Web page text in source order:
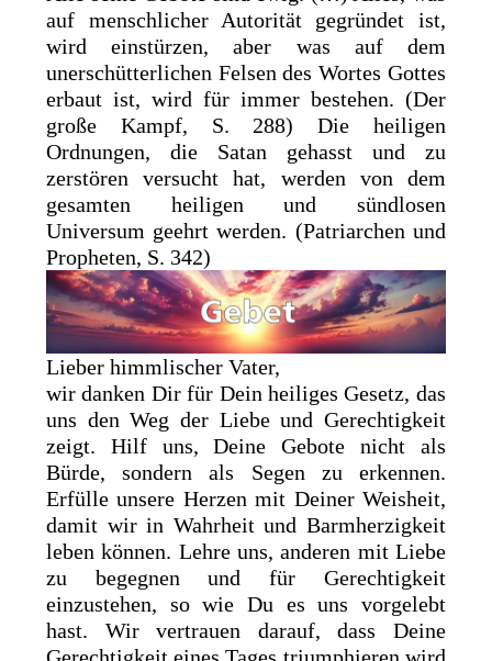
auf menschlicher Autorität gegründet ist,
wird einstürzen, aber was auf dem
unerschütterlichen Felsen des Wortes Gottes
erbaut ist, wird für immer bestehen. (Der
große Kampf, S. 288) Die heiligen
Ordnungen, die Satan gehasst und zu
zerstören versucht hat, werden von dem
gesamten heiligen und sündlosen
Universum geehrt werden. (Patriarchen und
Propheten, S. 342)
Lieber himmlischer Vater,
wir danken Dir für Dein heiliges Gesetz, das
uns den Weg der Liebe und Gerechtigkeit
zeigt. Hilf uns, Deine Gebote nicht als
Bürde, sondern als Segen zu erkennen.
Erfülle unsere Herzen mit Deiner Weisheit,
damit wir in Wahrheit und Barmherzigkeit
leben können. Lehre uns, anderen mit Liebe
zu begegnen und für Gerechtigkeit
einzustehen, so wie Du es uns vorgelebt
hast. Wir vertrauen darauf, dass Deine